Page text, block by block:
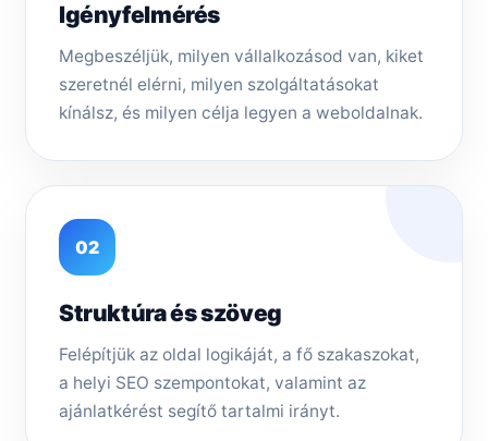
Igényfelmérés
Megbeszéljük, milyen vállalkozásod van, kiket
szeretnél elérni, milyen szolgáltatásokat
kínálsz, és milyen célja legyen a weboldalnak.
02
Struktúra és szöveg
Felépítjük az oldal logikáját, a fő szakaszokat,
a helyi SEO szempontokat, valamint az
ajánlatkérést segítő tartalmi irányt.